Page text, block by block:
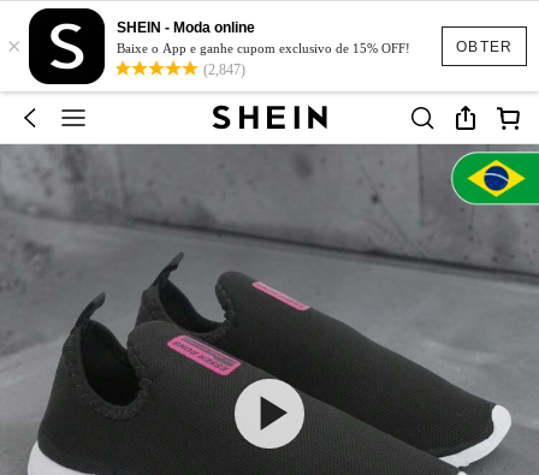
OBTER
×
SHEIN - Moda online
Baixe o App e ganhe cupom exclusivo de 15% OFF!
(2,847)